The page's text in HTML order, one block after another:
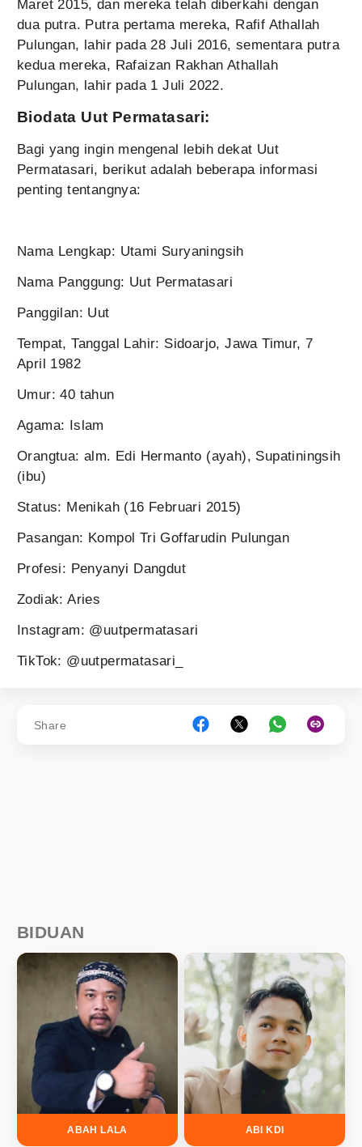
Maret 2015, dan mereka telah diberkahi dengan
dua putra. Putra pertama mereka, Rafif Athallah
Pulungan, lahir pada 28 Juli 2016, sementara putra
kedua mereka, Rafaizan Rakhan Athallah
Pulungan, lahir pada 1 Juli 2022.
Biodata Uut Permatasari:
Bagi yang ingin mengenal lebih dekat Uut
Permatasari, berikut adalah beberapa informasi
penting tentangnya:
Nama Lengkap: Utami Suryaningsih
Nama Panggung: Uut Permatasari
Panggilan: Uut
Tempat, Tanggal Lahir: Sidoarjo, Jawa Timur, 7
April 1982
Umur: 40 tahun
Agama: Islam
Orangtua: alm. Edi Hermanto (ayah), Supatiningsih
(ibu)
Status: Menikah (16 Februari 2015)
Pasangan: Kompol Tri Goffarudin Pulungan
Profesi: Penyanyi Dangdut
Zodiak: Aries
Instagram: @uutpermatasari
TikTok: @uutpermatasari_
Share
BIDUAN
ABAH LALA ABI KDI